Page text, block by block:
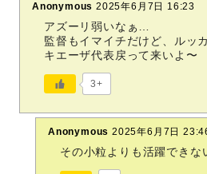
Anonymous 2025年6月7日 16:23
アズーリ弱いなぁ…
監督もイマイチだけど、ルッ
キエーザ代表戻って来いよ〜
3+
Anonymous 2025年6月7日
その小粒よりも活躍できな